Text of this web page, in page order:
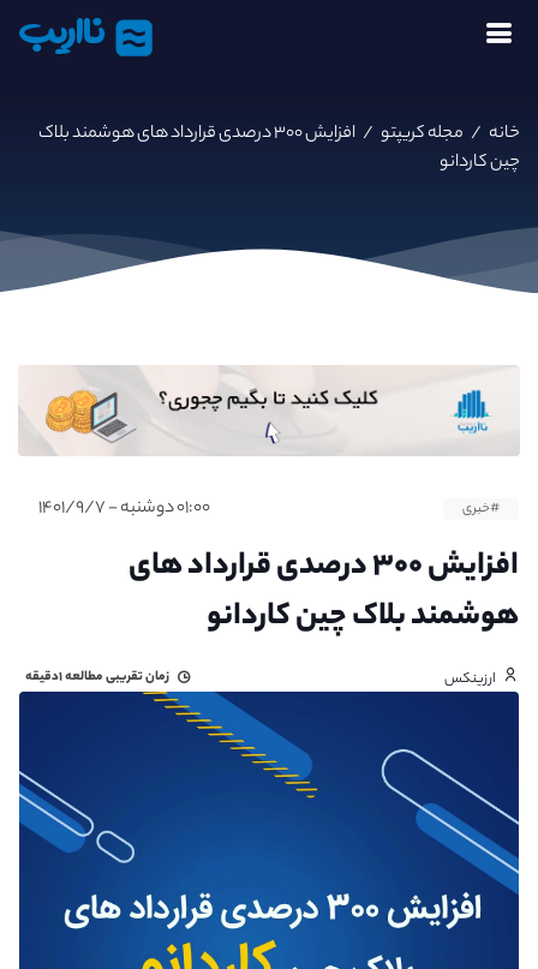
نااریب
خانه / مجله کریپتو /
افزایش ۳۰۰ درصدی قرارداد های هوشمند بلاک
چین کاردانو
#خبری ۰۱:۰۰ دوشنبه - ۱۴۰۱/۹/۷
افزایش ۳۰۰ درصدی قرارداد های
هوشمند بلاک چین کاردانو
ارزینکس زمان تقریبی مطالعه۱دقیقه